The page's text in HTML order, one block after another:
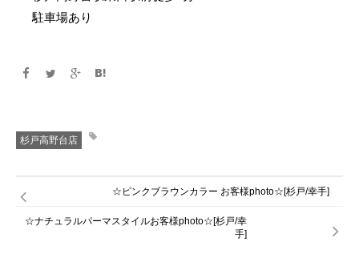
駐車場あり
杉戸高野台店
☆ピンクブラウンカラー お客様photo☆[杉戸/幸手]
☆ナチュラルパーマスタイルお客様photo☆[杉戸/幸
手]